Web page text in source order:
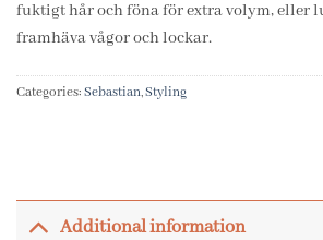
fuktigt hår och föna för extra volym, eller
framhäva vågor och lockar.
Categories: Sebastian,Styling
Additional information